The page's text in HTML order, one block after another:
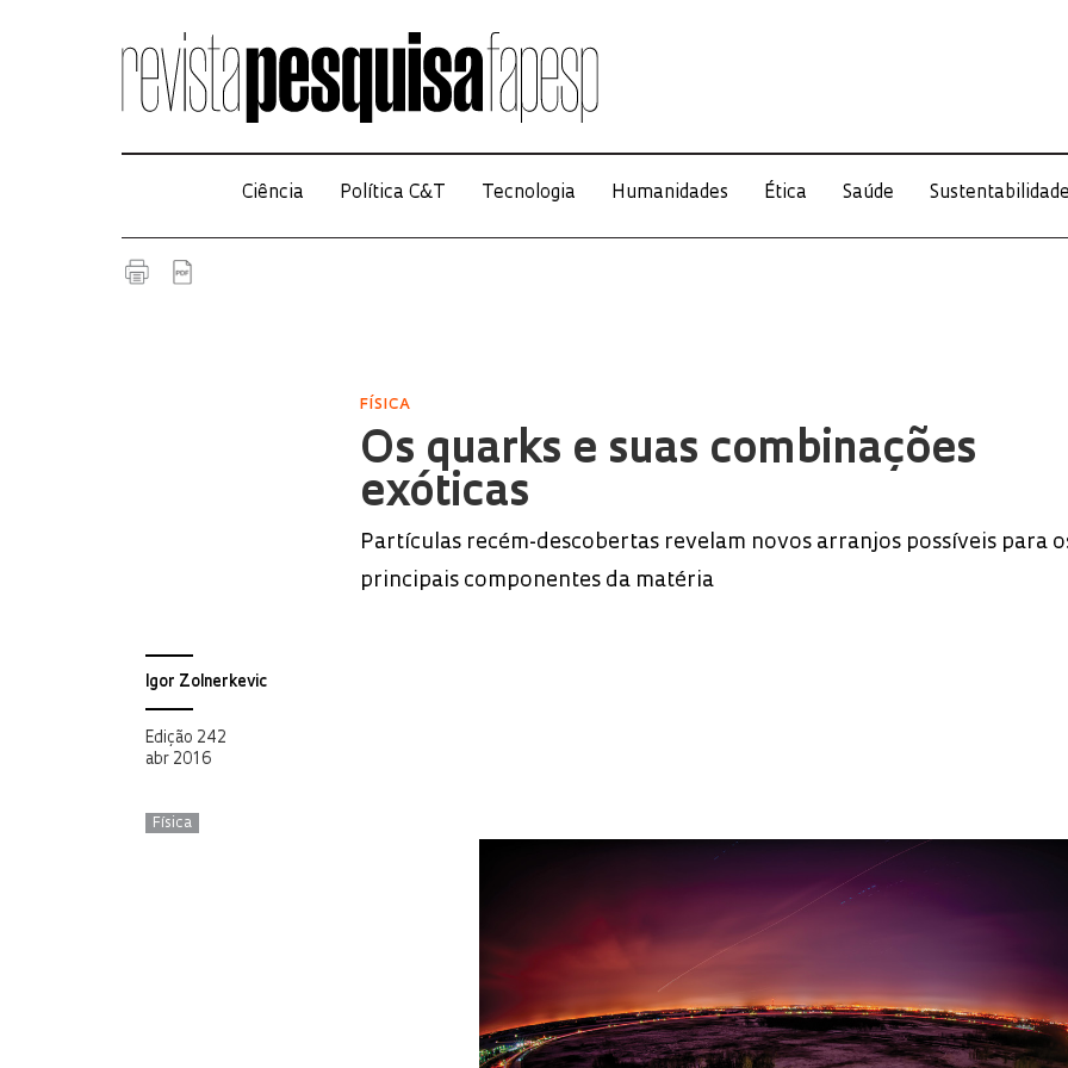
Ciência Política C&T Tecnologia Humanidades Ética Saúde
FÍSICA
Os quarks e suas combinações
exóticas
Partículas recém-descobertas revelam novos arranjos possíveis para
principais componentes da matéria
Igor Zolnerkevic
Edição 242
abr 2016
Física